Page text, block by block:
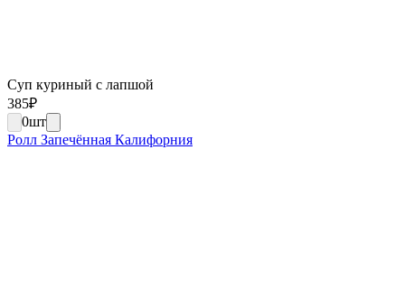
Суп куриный с лапшой
385₽
0шт
Ролл Запечённая Калифорния